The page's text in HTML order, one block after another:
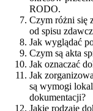
RODO.
Czym różni się
od spisu
Jak wyglądać
Czym są akta
Jak oznaczać
Jak
są wymogi
dokumentacji?
Jakie rodzaje